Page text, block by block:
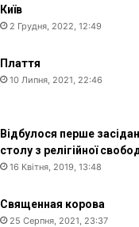
Київ
2 Грудня, 2022, 12:49
Плаття
10 Липня, 2021, 22:46
Відбулося перше
столу з релігійної
16 Квітня, 2019, 13:48
Священная корова
25 Серпня, 2021, 23:37